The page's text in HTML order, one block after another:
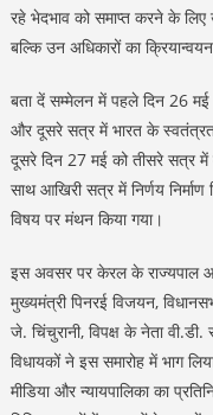
रहे भेदभाव को समाप्त करने के
बल्कि उन अधिकारों का
बता दें सम्मेलन में पहले दिन 26
और दूसरे सत्र में भारत के
दूसरे दिन 27 मई को तीसरे सत्र में
साथ आखिरी सत्र में निर्णय
विषय पर मंथन किया गया।
इस अवसर पर केरल के राज्यपाल
मुख्यमंत्री पिनरई विजयन,
जे. चिंचुरानी, विपक्ष के नेता
विधायकों ने इस समारोह में भाग
मीडिया और न्यायपालिका का